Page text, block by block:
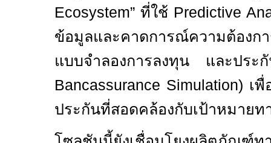
Ecosystem” ที่ใช้ Predictive
ข้อมูลและคาดการณ์ความต้องก
แบบจำลองการลงทุน และปร
Bancassurance Simulation) เพื่
ประกันที่สอดคล้องกับเป้าหมายท